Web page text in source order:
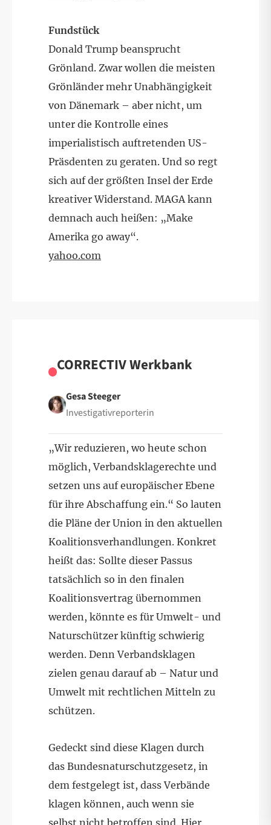
Fundstück
Donald Trump beansprucht
Grönland. Zwar wollen die meisten
Grönländer mehr Unabhängigkeit
von Dänemark – aber nicht, um
unter die Kontrolle eines
imperialistisch auftretenden US-
Präsdenten zu geraten. Und so regt
sich auf der größten Insel der Erde
kreativer Widerstand. MAGA kann
demnach auch heißen: „Make
Amerika go away“.
yahoo.com
CORRECTIV Werkbank
Gesa Steeger
Investigativreporterin
„Wir reduzieren, wo heute schon
möglich, Verbandsklagerechte und
setzen uns auf europäischer Ebene
für ihre Abschaffung ein.“ So lauten
die Pläne der Union in den aktuellen
Koalitionsverhandlungen. Konkret
heißt das: Sollte dieser Passus
tatsächlich so in den finalen
Koalitionsvertrag übernommen
werden, könnte es für Umwelt- und
Naturschützer künftig schwierig
werden. Denn Verbandsklagen
zielen genau darauf ab – Natur und
Umwelt mit rechtlichen Mitteln zu
schützen.
Gedeckt sind diese Klagen durch
das Bundesnaturschutzgesetz, in
dem festgelegt ist, dass Verbände
klagen können, auch wenn sie